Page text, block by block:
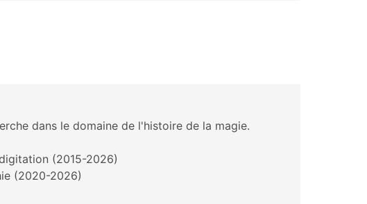
dans le domaine de l'histoire de la magie.
(2015-2026)
(2020-2026)